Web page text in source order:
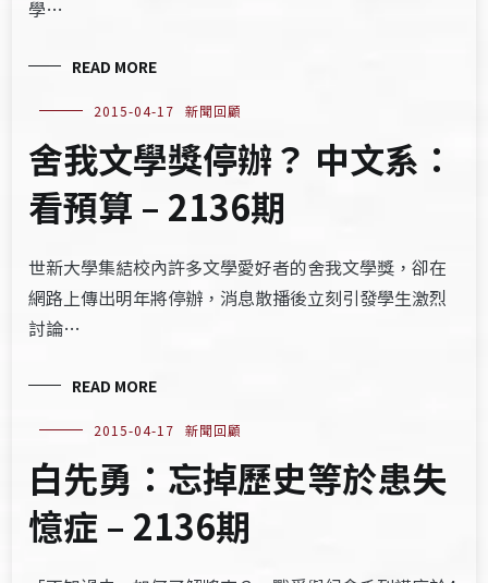
學…
READ MORE
2015-04-17 新聞回顧
舍我文學獎停辦？ 中文系：
看預算 – 2136期
世新大學集結校內許多文學愛好者的舍我文學獎，卻在
網路上傳出明年將停辦，消息散播後立刻引發學生激烈
討論…
READ MORE
2015-04-17 新聞回顧
白先勇：忘掉歷史等於患失
憶症 – 2136期